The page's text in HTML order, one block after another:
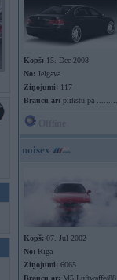
Kopš: 15. Dec 2008
No: Jelgava
Ziņojumi: 117
Braucu ar: pirkstu pa .........
noisex
Kopš: 07. Jul 2002
No: Rīga
Ziņojumi: 6065
Braucu ar: M5 Luftwaffe/88